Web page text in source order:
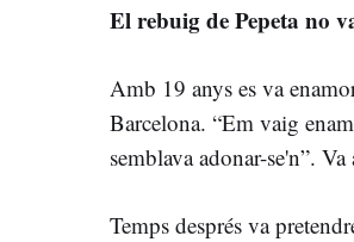
El rebuig de Pepeta no
Amb 19 anys es va
Barcelona. “Em vaig
semblava adonar-se'n”.
Temps després va